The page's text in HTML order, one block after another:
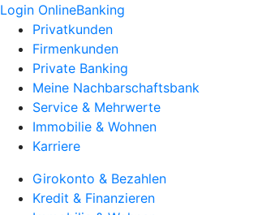
Login OnlineBanking
Privatkunden
Firmenkunden
Private Banking
Meine Nachbarschaftsbank
Service & Mehrwerte
Immobilie & Wohnen
Karriere
Girokonto & Bezahlen
Kredit & Finanzieren